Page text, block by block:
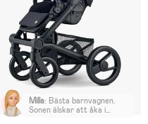
Milla: Bästa barnvagnen.
Sonen älskar att åka i